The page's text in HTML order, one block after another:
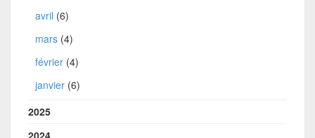
avril (6)
mars (4)
février (4)
janvier (6)
2025
2024